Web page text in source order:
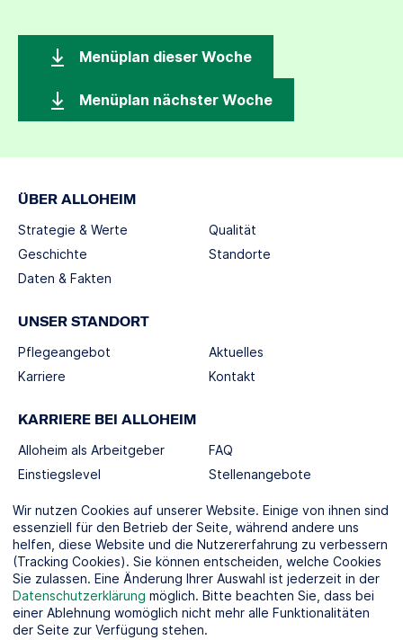
Menüplan dieser Woche
Menüplan nächster Woche
ÜBER ALLOHEIM
Strategie & Werte
Geschichte
Daten & Fakten
Qualität
Standorte
UNSER STANDORT
Pflegeangebot
Karriere
Aktuelles
Kontakt
KARRIERE BEI ALLOHEIM
Alloheim als Arbeitgeber
Einstiegslevel
FAQ
Stellenangebote
SOCIAL MEDIA
Wir nutzen Cookies auf unserer Website. Einige von ihnen sind
essenziell für den Betrieb der Seite, während andere uns
helfen, diese Website und die Nutzererfahrung zu verbessern
(Tracking Cookies). Sie können entscheiden, welche Cookies
Sie zulassen. Eine Änderung Ihrer Auswahl ist jederzeit in der
Datenschutzerklärung möglich. Bitte beachten Sie, dass bei
einer Ablehnung womöglich nicht mehr alle Funktionalitäten
der Seite zur Verfügung stehen.